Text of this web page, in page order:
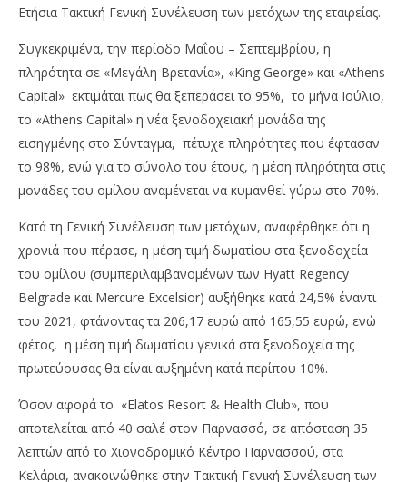
NOW VIEWING
Λάμψα: Αναμένονται πολύ υψηλές πληρό-τητες
και το Σεπτέμβριο
pressroom
Ετήσια Τακτική Γενική Συνέλευση των μετόχων της εταιρείας.
Συγκεκριμένα, την περίοδο Μαΐου – Σεπτεμβρίου, η
πληρότητα σε «Μεγάλη Βρετανία», «King George» και «Athens
Capital» εκτιμάται πως θα ξεπεράσει το 95%, το μήνα Ιούλιο,
το «Athens Capital» η νέα ξενοδοχειακή μονάδα της
εισηγμένης στο Σύνταγμα, πέτυχε πληρότητες που έφτασαν
το 98%, ενώ για το σύνολο του έτους, η μέση πληρότητα στις
μονάδες του ομίλου αναμένεται να κυμανθεί γύρω στο 70%.
Κατά τη Γενική Συνέλευση των μετόχων, αναφέρθηκε ότι η
χρονιά που πέρασε, η μέση τιμή δωματίου στα ξενοδοχεία
του ομίλου (συμπεριλαμβανομένων των Hyatt Regency
Belgrade και Mercure Excelsior) αυξήθηκε κατά 24,5% έναντι
του 2021, φτάνοντας τα 206,17 ευρώ από 165,55 ευρώ, ενώ
φέτος, η μέση τιμή δωματίου γενικά στα ξενοδοχεία της
πρωτεύουσας θα είναι αυξημένη κατά περίπου 10%.
Όσον αφορά το «Elatos Resort & Health Club», που
αποτελείται από 40 σαλέ στον Παρνασσό, σε απόσταση 35
λεπτών από το Χιονοδρομικό Κέντρο Παρνασσού, στα
Κελάρια, ανακοινώθηκε στην Τακτική Γενική Συνέλευση των